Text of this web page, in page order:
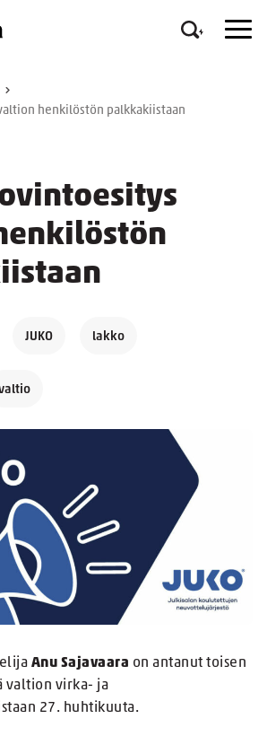
henkilöstön palkkakiistaan
JUKO lakko
Anu Sajavaara on antanut toisen
valtion virka- ja
27. huhtikuuta.